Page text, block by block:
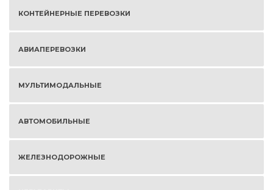
КОНТЕЙНЕРНЫЕ ПЕРЕВОЗКИ
АВИАПЕРЕВОЗКИ
МУЛЬТИМОДАЛЬНЫЕ
АВТОМОБИЛЬНЫЕ
ЖЕЛЕЗНОДОРОЖНЫЕ